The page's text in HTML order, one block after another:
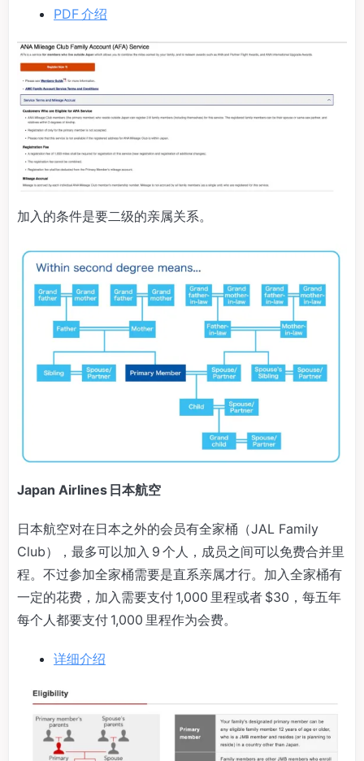
PDF 介绍
加入的条件是要二级的亲属关系。
Japan Airlines 日本航空
日本航空对在日本之外的会员有全家桶（JAL Family
Club），最多可以加入 9 个人，成员之间可以免费合并里
程。不过参加全家桶需要是直系亲属才行。加入全家桶有
一定的花费，加入需要支付 1,000 里程或者 $30，每五年
每个人都要支付 1,000 里程作为会费。
详细介绍